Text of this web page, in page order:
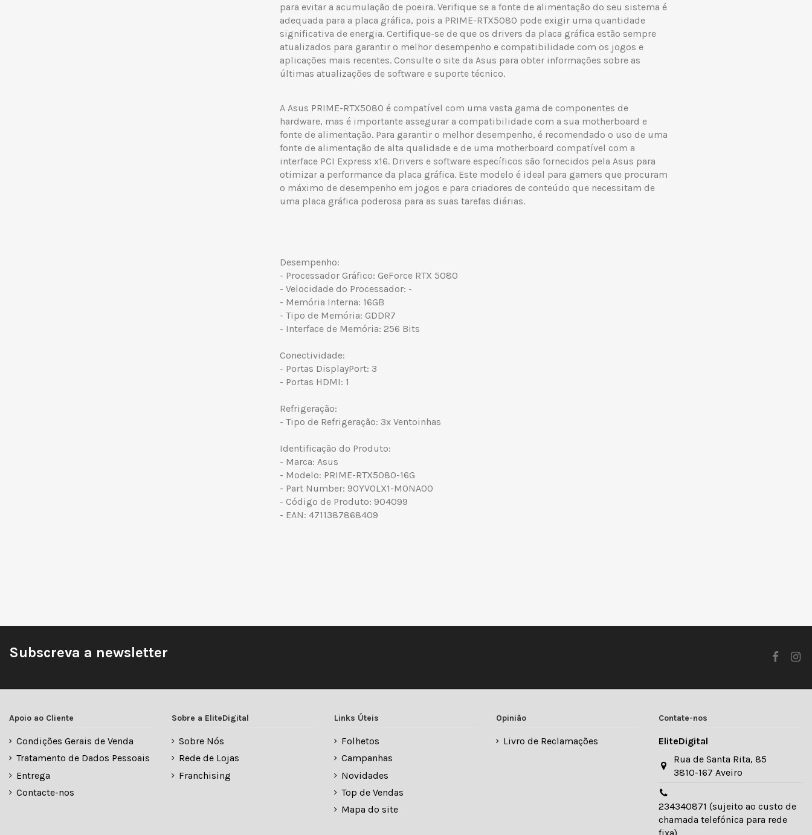
para evitar a acumulação de poeira. Verifique se a fonte de alimentação do seu sistema é
adequada para a placa gráfica, pois a PRIME-RTX5080 pode exigir uma quantidade
significativa de energia. Certifique-se de que os drivers da placa gráfica estão sempre
atualizados para garantir o melhor desempenho e compatibilidade com os jogos e
aplicações mais recentes. Consulte o site da Asus para obter informações sobre as
últimas atualizações de software e suporte técnico.
A Asus PRIME-RTX5080 é compatível com uma vasta gama de componentes de
hardware, mas é importante assegurar a compatibilidade com a sua motherboard e
fonte de alimentação. Para garantir o melhor desempenho, é recomendado o uso de uma
fonte de alimentação de alta qualidade e de uma motherboard compatível com a
interface PCI Express x16. Drivers e software específicos são fornecidos pela Asus para
otimizar a performance da placa gráfica. Este modelo é ideal para gamers que procuram
o máximo de desempenho em jogos e para criadores de conteúdo que necessitam de
uma placa gráfica poderosa para as suas tarefas diárias.
Desempenho:
- Processador Gráfico: GeForce RTX 5080
- Velocidade do Processador: -
- Memória Interna: 16GB
- Tipo de Memória: GDDR7
- Interface de Memória: 256 Bits
Conectividade:
- Portas DisplayPort: 3
- Portas HDMI: 1
Refrigeração:
- Tipo de Refrigeração: 3x Ventoinhas
Identificação do Produto:
- Marca: Asus
- Modelo: PRIME-RTX5080-16G
- Part Number: 90YV0LX1-M0NA00
- Código de Produto: 904099
- EAN: 4711387868409
Subscreva a newsletter
Apoio ao Cliente
Condições Gerais de Venda
Tratamento de Dados Pessoais
Entrega
Contacte-nos
Sobre a EliteDigital
Sobre Nós
Rede de Lojas
Franchising
Links Úteis
Folhetos
Campanhas
Novidades
Top de Vendas
Mapa do site
Opinião
Livro de Reclamações
Contate-nos
EliteDigital
Rua de Santa Rita, 85
3810-167 Aveiro
234340871 (sujeito ao custo de
chamada telefónica para rede
fixa)